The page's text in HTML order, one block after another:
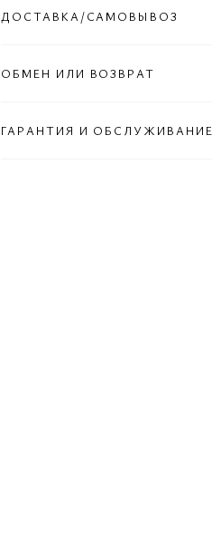
ДОСТАВКА/САМОВЫВОЗ
ОБМЕН ИЛИ ВОЗВРАТ
ГАРАНТИЯ И ОБСЛУЖИВАНИЕ